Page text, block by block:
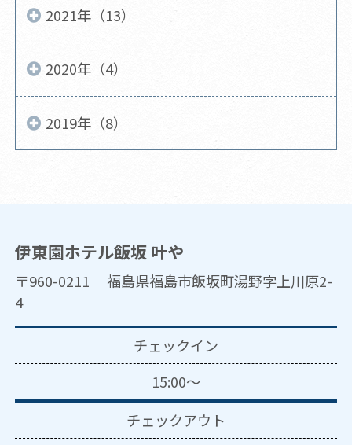
2021年（13）
2020年（4）
2019年（8）
伊東園ホテル飯坂 叶や
〒960-0211 福島県福島市飯坂町湯野字上川原2-
4
チェックイン
15:00～
チェックアウト